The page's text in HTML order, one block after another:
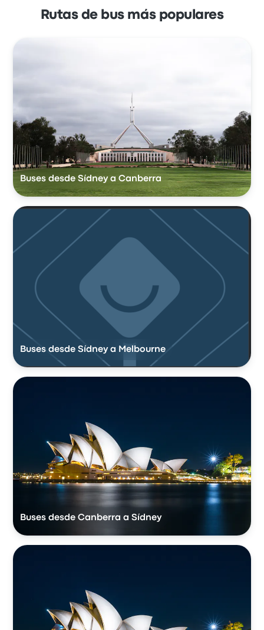
Rutas de bus más populares
Buses desde Sídney a Canberra
Buses desde Sídney a Melbourne
Buses desde Canberra a Sídney